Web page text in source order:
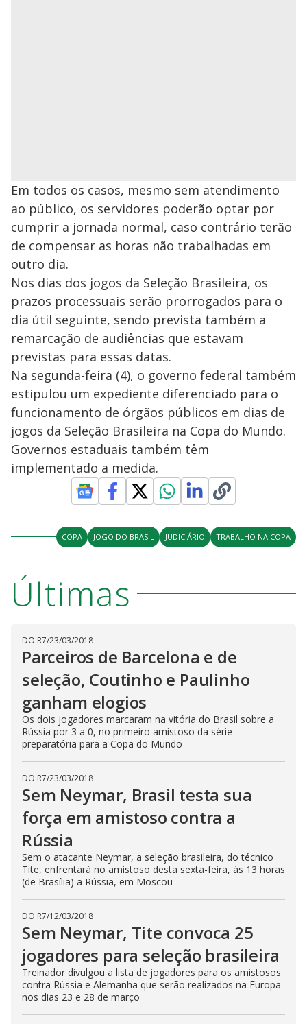
Em todos os casos, mesmo sem atendimento
ao público, os servidores poderão optar por
cumprir a jornada normal, caso contrário terão
de compensar as horas não trabalhadas em
outro dia.
Nos dias dos jogos da Seleção Brasileira, os
prazos processuais serão prorrogados para o
dia útil seguinte, sendo prevista também a
remarcação de audiências que estavam
previstas para essas datas.
Na segunda-feira (4), o governo federal também
estipulou um expediente diferenciado para o
funcionamento de órgãos públicos em dias de
jogos da Seleção Brasileira na Copa do Mundo.
Governos estaduais também têm
implementado a medida.
COPA JOGO DO BRASIL JUDICIÁRIO TRABALHO NA COPA
Últimas
DO R7/23/03/2018
Parceiros de Barcelona e de
seleção, Coutinho e Paulinho
ganham elogios
Os dois jogadores marcaram na vitória do Brasil sobre a
Rússia por 3 a 0, no primeiro amistoso da série
preparatória para a Copa do Mundo
DO R7/23/03/2018
Sem Neymar, Brasil testa sua
força em amistoso contra a
Rússia
Sem o atacante Neymar, a seleção brasileira, do técnico
Tite, enfrentará no amistoso desta sexta-feira, às 13 horas
(de Brasília) a Rússia, em Moscou
DO R7/12/03/2018
Sem Neymar, Tite convoca 25
jogadores para seleção brasileira
Treinador divulgou a lista de jogadores para os amistosos
contra Rússia e Alemanha que serão realizados na Europa
nos dias 23 e 28 de março